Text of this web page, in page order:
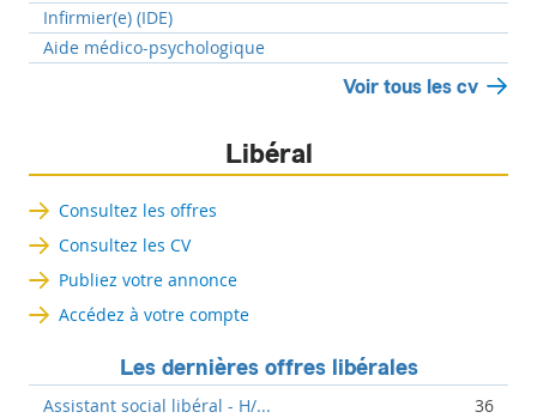
Infirmier(e) (IDE)
Aide médico-psychologique
Voir tous les cv
Libéral
Consultez les offres
Consultez les CV
Publiez votre annonce
Accédez à votre compte
Les dernières offres libérales
Assistant social libéral - H/...
36